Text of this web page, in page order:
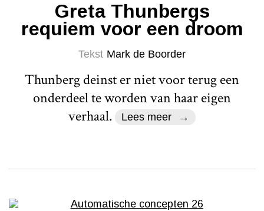
Greta Thunbergs
requiem voor een droom
Tekst Mark de Boorder
Thunberg deinst er niet voor terug een
onderdeel te worden van haar eigen
verhaal.
Lees meer